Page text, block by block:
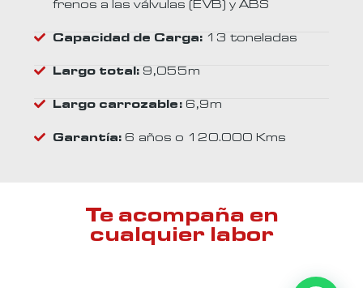
frenos a las válvulas (EVB) y ABS
Capacidad de Carga:13 toneladas
Largo total:9,055m
Largo carrozable:6,9m
Garantía:6 años o 120.000 Kms
Te acompaña en
cualquier labor